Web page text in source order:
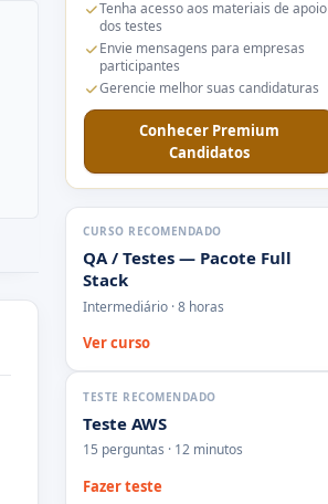
Tenha acesso aos materiais de apoio
dos testes
Envie mensagens para empresas
participantes
Gerencie melhor suas candidaturas
Conhecer Premium
Candidatos
CURSO RECOMENDADO
QA / Testes — Pacote Full
Stack
Intermediário · 8 horas
Ver curso
TESTE RECOMENDADO
Teste AWS
15 perguntas · 12 minutos
Fazer teste